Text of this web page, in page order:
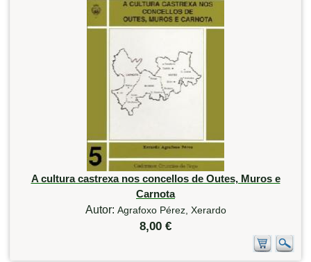
A cultura castrexa nos concellos de Outes, Muros e
Carnota
Autor: Agrafoxo Pérez, Xerardo
8,00 €